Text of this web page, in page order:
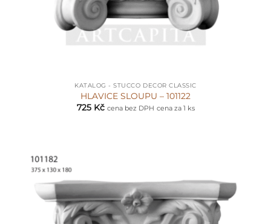
KATALOG - STUCCO DECOR CLASSIC
HLAVICE SLOUPU – 101122
725 Kč cena bez DPH cena za 1 ks